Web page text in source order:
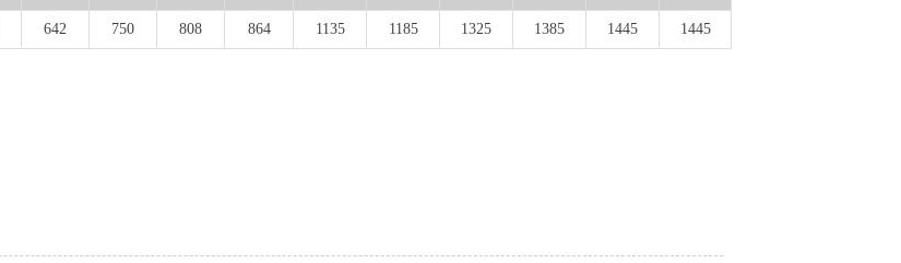
642 750 808 864 1135 1185 1325 1385 1445 1445